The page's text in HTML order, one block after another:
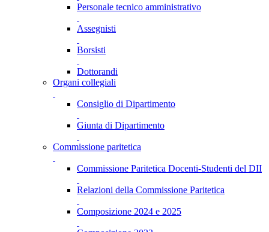
Personale tecnico amministrativo
Assegnisti
Borsisti
Dottorandi
Organi collegiali
Consiglio di Dipartimento
Giunta di Dipartimento
Commissione paritetica
Commissione Paritetica Docenti-Studenti del DII
Relazioni della Commissione Paritetica
Composizione 2024 e 2025